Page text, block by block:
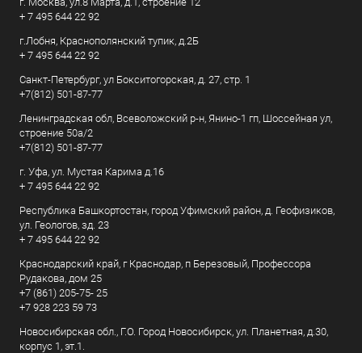
+ 7 495 644 22 92
г.Лобня, Краснополянский тупик, д.2Б
+ 7 495 644 22 92
Санкт-Петербург, ул Бокситогорская, д. 27, стр. 1
+7(812) 501-87-77
Ленинградская обл, Всеволожский р-н, Янино-1 гп, Шоссейная ул,
строение 50а/2
+7(812) 501-87-77
г. Уфа, ул. Мустая Карима д.16
+ 7 495 644 22 92
Республика Башкортостан, город Уфимский район, д. Геофизиков,
ул. Геологов, зд. 23
+ 7 495 644 22 92
Краснодарский край, г Краснодар, п Березовый, Профессора
Рудакова, дом 25
+7 (861) 205-75- 25
+7 928 223 59 73
Новосибирская обл., Г.О. Город Новосибирск, ул. Планетная, д.30,
корпус 1, эт.1.